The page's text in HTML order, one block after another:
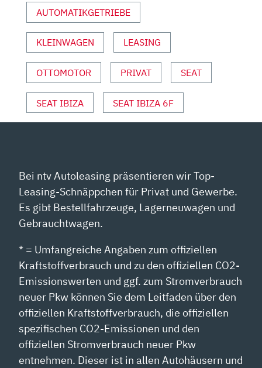
OUTUBE A
AUTOMATIKGETRIEBE
KLEINWAGEN LEASING
OTTOMOTOR PRIVAT SEAT
SEAT IBIZA SEAT IBIZA 6F
Bei ntv Autoleasing präsentieren wir Top-
Leasing-Schnäppchen für Privat und Gewerbe.
Es gibt Bestellfahrzeuge, Lagerneuwagen und
Gebrauchtwagen.
* = Umfangreiche Angaben zum offiziellen
Kraftstoffverbrauch und zu den offiziellen CO2-
Emissionswerten und ggf. zum Stromverbrauch
neuer Pkw können Sie dem Leitfaden über den
offiziellen Kraftstoffverbrauch, die offiziellen
spezifischen CO2-Emissionen und den
offiziellen Stromverbrauch neuer Pkw
entnehmen. Dieser ist in allen Autohäusern und